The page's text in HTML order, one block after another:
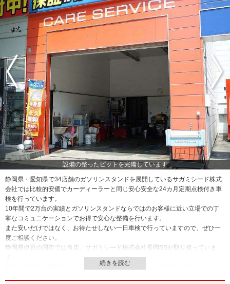
設備の整ったピットを完備しています
静岡県・愛知県で34店舗のガソリンスタンドを展開しているサガミシード株式
会社では比較的安価でカーディーラーと同じ安心安全な24カ月定期点検付き車
検を行っています。
10年間で2万台の実績とガソリンスタンドならではのお客様に近い立場での丁
寧なコミュニケーションでお得で安心な整備を行います。
また安いだけではなく、お待たせしない一日車検で行っていますので、ぜひ一
度ご相談ください。
静岡県伊豆の国市では当店、サガミシード株式会社長岡SSが取り扱っていま
様々な特典もご用意させていただいておりますので、ご来店をお待ちしていま